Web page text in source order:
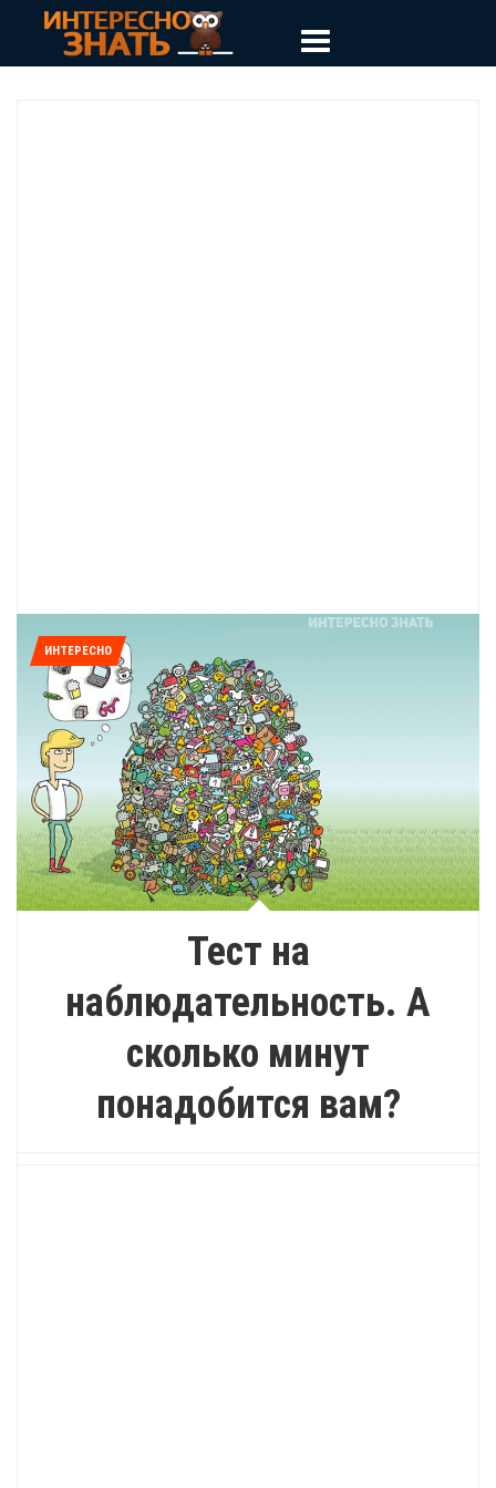
ИНТЕРЕСНО
Тест на
наблюдательность. А
сколько минут
понадобится вам?